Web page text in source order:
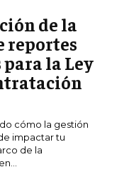
Y CADENA
CONTINUA
de la
reportes
la Ley
cómo la gestión
impactar tu
de la